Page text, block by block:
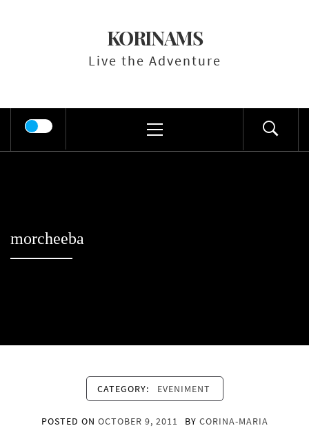
KORINAMS
Live the Adventure
Menu
morcheeba
CATEGORY: EVENIMENT
POSTED ON OCTOBER 9, 2011 BY CORINA-MARIA